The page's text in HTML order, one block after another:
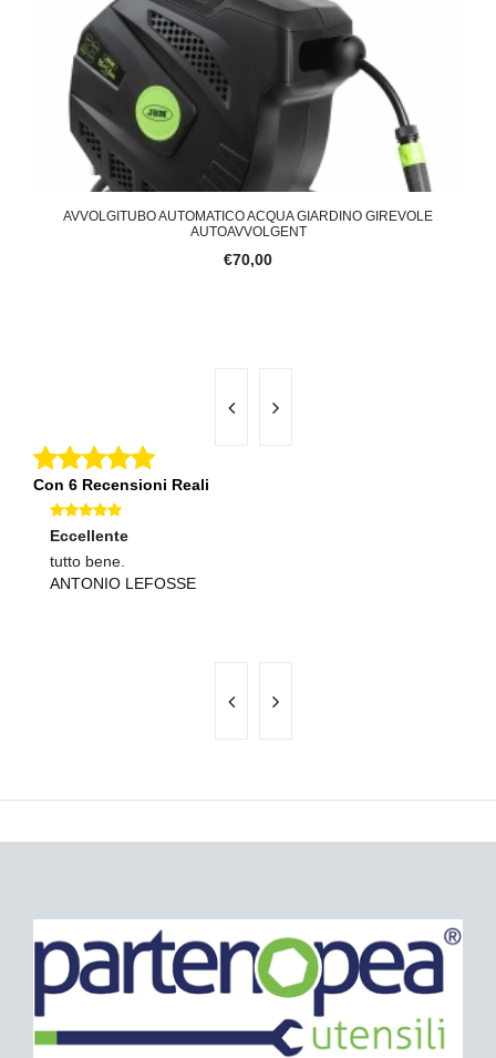
AVVOLGITUBO AUTOMATICO ACQUA GIARDINO GIREVOLE
AUTOAVVOLGENT
€70,00
Con 6 Recensioni Reali
Eccellente
tutto bene.
ANTONIO LEFOSSE